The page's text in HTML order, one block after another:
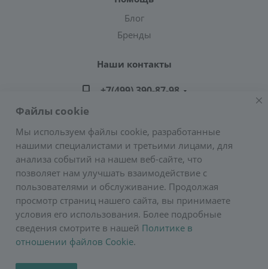
Блог
Бренды
Наши контакты
+7(499) 390-87-98
Адрес: г. Москва, ул. Подольских Курсантов,
д.3, стр.2 (метро Пражская)
E-mail:zakaz@greencond.ru
Файлы cookie
Мы используем файлы cookie, разработанные
нашими специалистами и третьими лицами, для
анализа событий на нашем веб-сайте, что
позволяет нам улучшать взаимодействие с
пользователями и обслуживание. Продолжая
просмотр страниц нашего сайта, вы принимаете
условия его использования. Более подробные
сведения смотрите в нашей Политике в
отношении файлов Cookie.